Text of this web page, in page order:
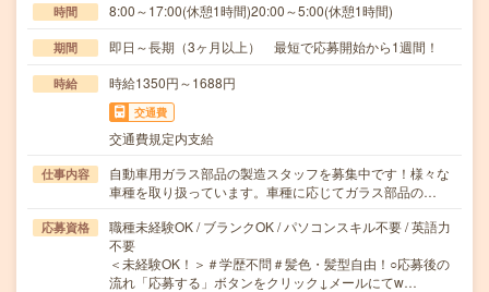
時間 8:00～17:00(休憩1時間)20:00～5:00(休憩1時間)
期間 即日～長期（3ヶ月以上） 最短で応募開始から1週間！
時給 時給1350円～1688円
交通費
交通費規定内支給
仕事内容
自動車用ガラス部品の製造スタッフを募集中です！様々な
車種を取り扱っています。車種に応じてガラス部品の…
応募資格
職種未経験OK / ブランクOK / パソコンスキル不要 / 英語力
不要
＜未経験OK！＞＃学歴不問＃髪色・髪型自由！○応募後の
流れ「応募する」ボタンをクリック↓メールにてw…